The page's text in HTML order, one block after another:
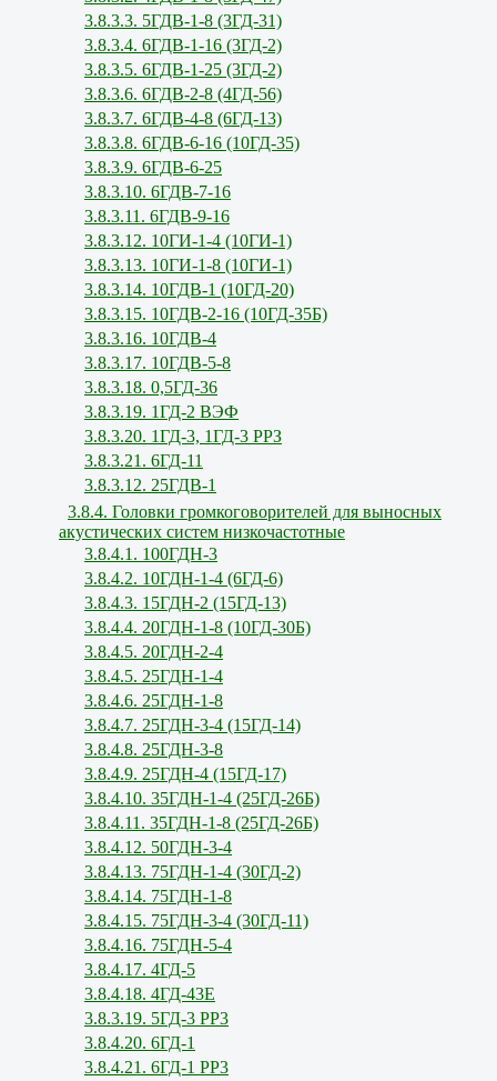
3.8.3.3. 5ГДВ-1-8 (3ГД-31)
3.8.3.4. 6ГДВ-1-16 (3ГД-2)
3.8.3.5. 6ГДВ-1-25 (3ГД-2)
3.8.3.6. 6ГДВ-2-8 (4ГД-56)
3.8.3.7. 6ГДВ-4-8 (6ГД-13)
3.8.3.8. 6ГДВ-6-16 (10ГД-35)
3.8.3.9. 6ГДВ-6-25
3.8.3.10. 6ГДВ-7-16
3.8.3.11. 6ГДВ-9-16
3.8.3.12. 10ГИ-1-4 (10ГИ-1)
3.8.3.13. 10ГИ-1-8 (10ГИ-1)
3.8.3.14. 10ГДВ-1 (10ГД-20)
3.8.3.15. 10ГДВ-2-16 (10ГД-35Б)
3.8.3.16. 10ГДВ-4
3.8.3.17. 10ГДВ-5-8
3.8.3.18. 0,5ГД-36
3.8.3.19. 1ГД-2 ВЭФ
3.8.3.20. 1ГД-3, 1ГД-3 РРЗ
3.8.3.21. 6ГД-11
3.8.3.12. 25ГДВ-1
3.8.4. Головки громкоговорителей для выносных
акустических систем низкочастотные
3.8.4.1. 100ГДН-3
3.8.4.2. 10ГДН-1-4 (6ГД-6)
3.8.4.3. 15ГДН-2 (15ГД-13)
3.8.4.4. 20ГДН-1-8 (10ГД-30Б)
3.8.4.5. 20ГДН-2-4
3.8.4.5. 25ГДН-1-4
3.8.4.6. 25ГДН-1-8
3.8.4.7. 25ГДН-3-4 (15ГД-14)
3.8.4.8. 25ГДН-3-8
3.8.4.9. 25ГДН-4 (15ГД-17)
3.8.4.10. 35ГДН-1-4 (25ГД-26Б)
3.8.4.11. 35ГДН-1-8 (25ГД-26Б)
3.8.4.12. 50ГДН-3-4
3.8.4.13. 75ГДН-1-4 (30ГД-2)
3.8.4.14. 75ГДН-1-8
3.8.4.15. 75ГДН-3-4 (30ГД-11)
3.8.4.16. 75ГДН-5-4
3.8.4.17. 4ГД-5
3.8.4.18. 4ГД-43Е
3.8.3.19. 5ГД-3 РР3
3.8.4.20. 6ГД-1
3.8.4.21. 6ГД-1 РР3